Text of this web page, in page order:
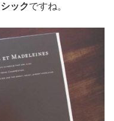
シックですね。